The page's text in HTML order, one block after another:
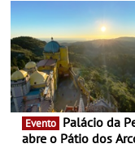
Queiroz Ribeiro -
conceito
itinerante que
Portugal
Evento
abre o Pátio dos